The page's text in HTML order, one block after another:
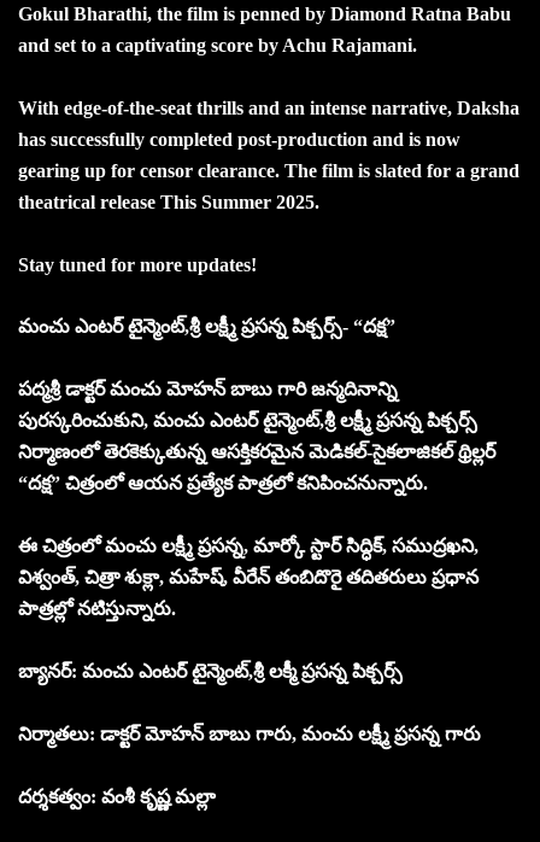
Gokul Bharathi, the film is penned by Diamond Ratna Babu
and set to a captivating score by Achu Rajamani.
With edge-of-the-seat thrills and an intense narrative, Daksha
has successfully completed post-production and is now
gearing up for censor clearance. The film is slated for a grand
theatrical release This Summer 2025.
Stay tuned for more updates!
మంచు ఎంటర్ టైన్మెంట్,శ్రీ లక్ష్మీ ప్రసన్న పిక్చర్స్- “దక్ష”
పద్మశ్రీ డాక్టర్ మంచు మోహన్ బాబు గారి జన్మదినాన్ని
పురస్కరించుకుని, మంచు ఎంటర్ టైన్మెంట్,శ్రీ లక్ష్మీ ప్రసన్న పిక్చర్స్
నిర్మాణంలో తెరకెక్కుతున్న ఆసక్తికరమైన మెడికల్-సైకలాజికల్ థ్రిల్లర్
“దక్ష” చిత్రంలో ఆయన ప్రత్యేక పాత్రలో కనిపించనున్నారు.
ఈ చిత్రంలో మంచు లక్ష్మీ ప్రసన్న, మార్కో స్టార్ సిద్ధిక్, సముద్రఖని,
విశ్వంత్, చిత్రా శుక్లా, మహేష్, వీరేన్ తంబిదొరై తదితరులు ప్రధాన
పాత్రల్లో నటిస్తున్నారు.
బ్యానర్: మంచు ఎంటర్ టైన్మెంట్,శ్రీ లక్మీ ప్రసన్న పిక్చర్స్
నిర్మాతలు: డాక్టర్ మోహన్ బాబు గారు, మంచు లక్ష్మీ ప్రసన్న గారు
దర్శకత్వం: వంశీ కృష్ణ మల్లా